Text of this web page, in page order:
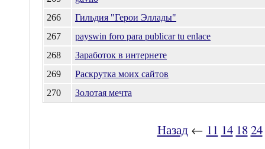
266
Гильдия "Герои Эллады"
267
payswin foro para publicar tu enlace
268
Заработок в интернете
269
Раскрутка моих сайтов
270
Золотая мечта
Назад← 11 14 1824